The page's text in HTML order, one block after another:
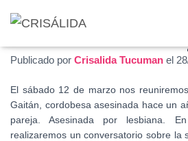
Natalia
Publicado por Crisalida Tucuman el
El sábado 12 de marzo nos
Gaitán, cordobesa asesinada hace un
pareja. Asesinada por lesbiana.
realizaremos un conversatorio sobre la